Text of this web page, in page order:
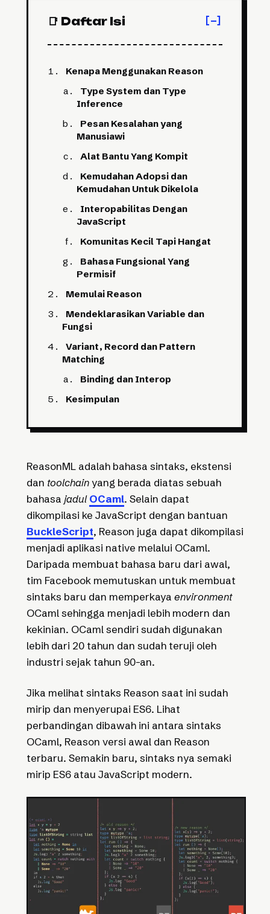
📑 Daftar Isi
Kenapa Menggunakan Reason
Type System dan Type
Inference
Pesan Kesalahan yang
Manusiawi
Alat Bantu Yang Kompit
Kemudahan Adopsi dan
Kemudahan Untuk Dikelola
Interopabilitas Dengan
JavaScript
Komunitas Kecil Tapi Hangat
Bahasa Fungsional Yang
Permisif
Memulai Reason
Mendeklarasikan Variable dan
Fungsi
Variant, Record dan Pattern
Matching
Binding dan Interop
Kesimpulan
ReasonML adalah bahasa sintaks, ekstensi
dan toolchainyang berada diatas sebuah
bahasa jadul OCaml. Selain dapat
dikompilasi ke JavaScript dengan bantuan
BuckleScript, Reason juga dapat dikompilasi
menjadi aplikasi native melalui OCaml.
Daripada membuat bahasa baru dari awal,
tim Facebook memutuskan untuk membuat
sintaks baru dan memperkaya environment
OCaml sehingga menjadi lebih modern dan
kekinian. OCaml sendiri sudah digunakan
lebih dari 20 tahun dan sudah teruji oleh
industri sejak tahun 90-an.
Jika melihat sintaks Reason saat ini sudah
mirip dan menyerupai ES6. Lihat
perbandingan dibawah ini antara sintaks
OCaml, Reason versi awal dan Reason
terbaru. Semakin baru, sintaks nya semaki
mirip ES6 atau JavaScript modern.